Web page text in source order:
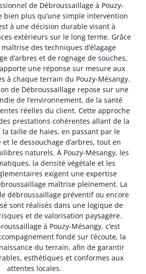
de Débroussaillage à Pouzy-
bien plus qu’une simple intervention
à une décision durable visant à
extérieurs sur le long terme. Grâce
des techniques d’élagage
d’arbres et de rognage de souches,
une réponse sur mesure aux
à chaque terrain du Pouzy-Mésangy.
de Débroussaillage repose sur une
de l’environnement, de la santé
réelles du client. Cette approche
prestations cohérentes allant de la
la taille de haies, en passant par le
le dessouchage d’arbres, tout en
naturels. À Pouzy-Mésangy, les
la densité végétale et les
exigent une expertise
maîtrise pleinement. La
débroussaillage préventif ou encore
sont réalisés dans une logique de
et de valorisation paysagère.
à Pouzy-Mésangy, c’est
fondé sur l’écoute, la
du terrain, afin de garantir
esthétiques et conformes aux
attentes locales.